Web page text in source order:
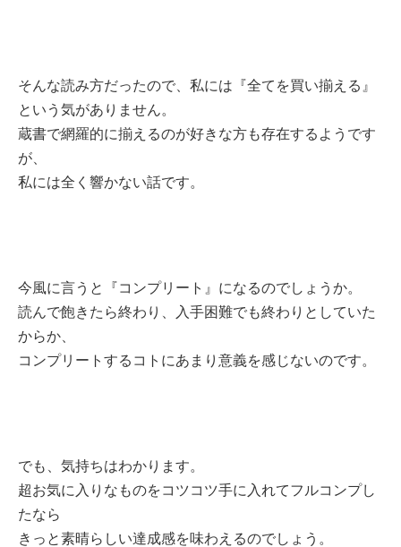
そんな読み方だったので、私には『全てを買い揃える』
という気がありません。
蔵書で網羅的に揃えるのが好きな方も存在するようです
が、
私には全く響かない話です。
今風に言うと『コンプリート』になるのでしょうか。
読んで飽きたら終わり、入手困難でも終わりとしていた
からか、
コンプリートするコトにあまり意義を感じないのです。
でも、気持ちはわかります。
超お気に入りなものをコツコツ手に入れてフルコンプし
たなら
きっと素晴らしい達成感を味わえるのでしょう。